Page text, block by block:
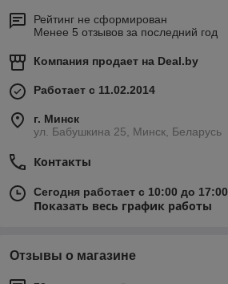
Рейтинг не сформирован
Менее 5 отзывов за последний год
Компания продает на Deal.by
Работает с 11.02.2014
г. Минск
ул. Бабушкина 25, Минск, Беларусь
Контакты
Сегодня работает с 10:00 до 17:00
Показать весь график работы
Отзывы о магазине